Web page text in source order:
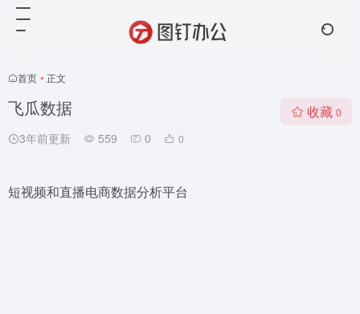
首页 • 正文
飞瓜数据
3年前更新 559 0 0
收藏 0
短视频和直播电商数据分析平台